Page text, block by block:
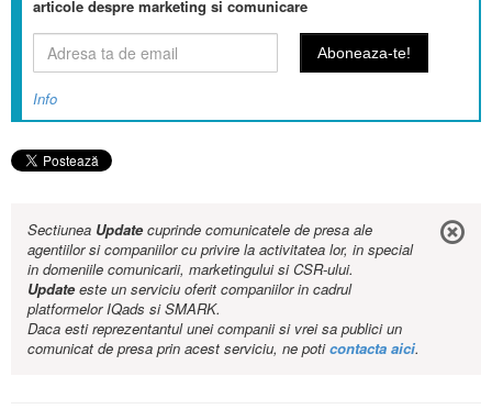
articole despre marketing si comunicare
Info
Sectiunea Updatecuprinde comunicatele de presa ale
agentiilor si companiilor cu privire la activitatea lor, in special
in domeniile comunicarii, marketingului si CSR-ului.
Updateeste un serviciu oferit companiilor in cadrul
platformelor IQads si SMARK.
Daca esti reprezentantul unei companii si vrei sa publici un
comunicat de presa prin acest serviciu, ne poticontacta aici.